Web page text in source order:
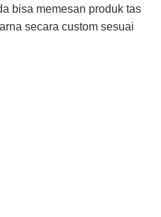
bisa memesan produk tas
secara custom sesuai